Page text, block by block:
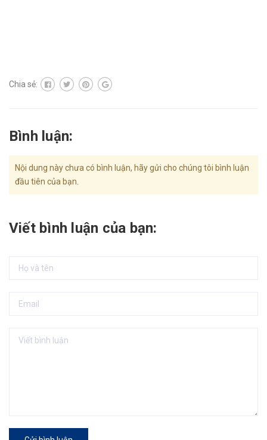
Chia sẻ:
Bình luận:
Nội dung này chưa có bình luận, hãy gửi cho chúng tôi bình luận
đầu tiên của bạn.
Viết bình luận của bạn: